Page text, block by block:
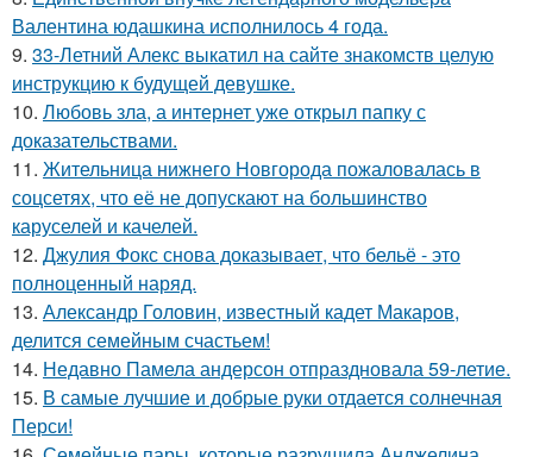
Валентина юдашкина исполнилось 4 года.
9. 33-Летний Алекс выкатил на сайте знакомств целую
инструкцию к будущей девушке.
10. Любовь зла, а интернет уже открыл папку с
доказательствами.
11. Жительница нижнего Новгорода пожаловалась в
соцсетях, что её не допускают на большинство
каруселей и качелей.
12. Джулия Фокс снова доказывает, что бельё - это
полноценный наряд.
13. Александр Головин, известный кадет Макаров,
делится семейным счастьем!
14. Недавно Памела андерсон отпраздновала 59-летие.
15. В самые лучшие и добрые руки отдается солнечная
Перси!